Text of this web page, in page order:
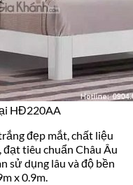
HĐ220AA
đẹp mắt, chất liệu
đạt tiêu chuẩn Châu Âu
sử dụng lâu và độ bền
x 0.9m.